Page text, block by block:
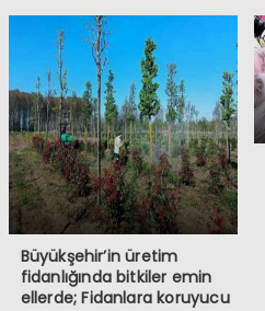
Büyükşehir’in üretim
fidanlığında bitkiler emin
ellerde; Fidanlara koruyucu